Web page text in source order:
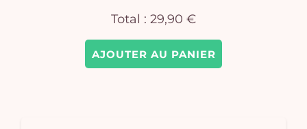
AJOUTER AU PANIER
Total : 29,90 €